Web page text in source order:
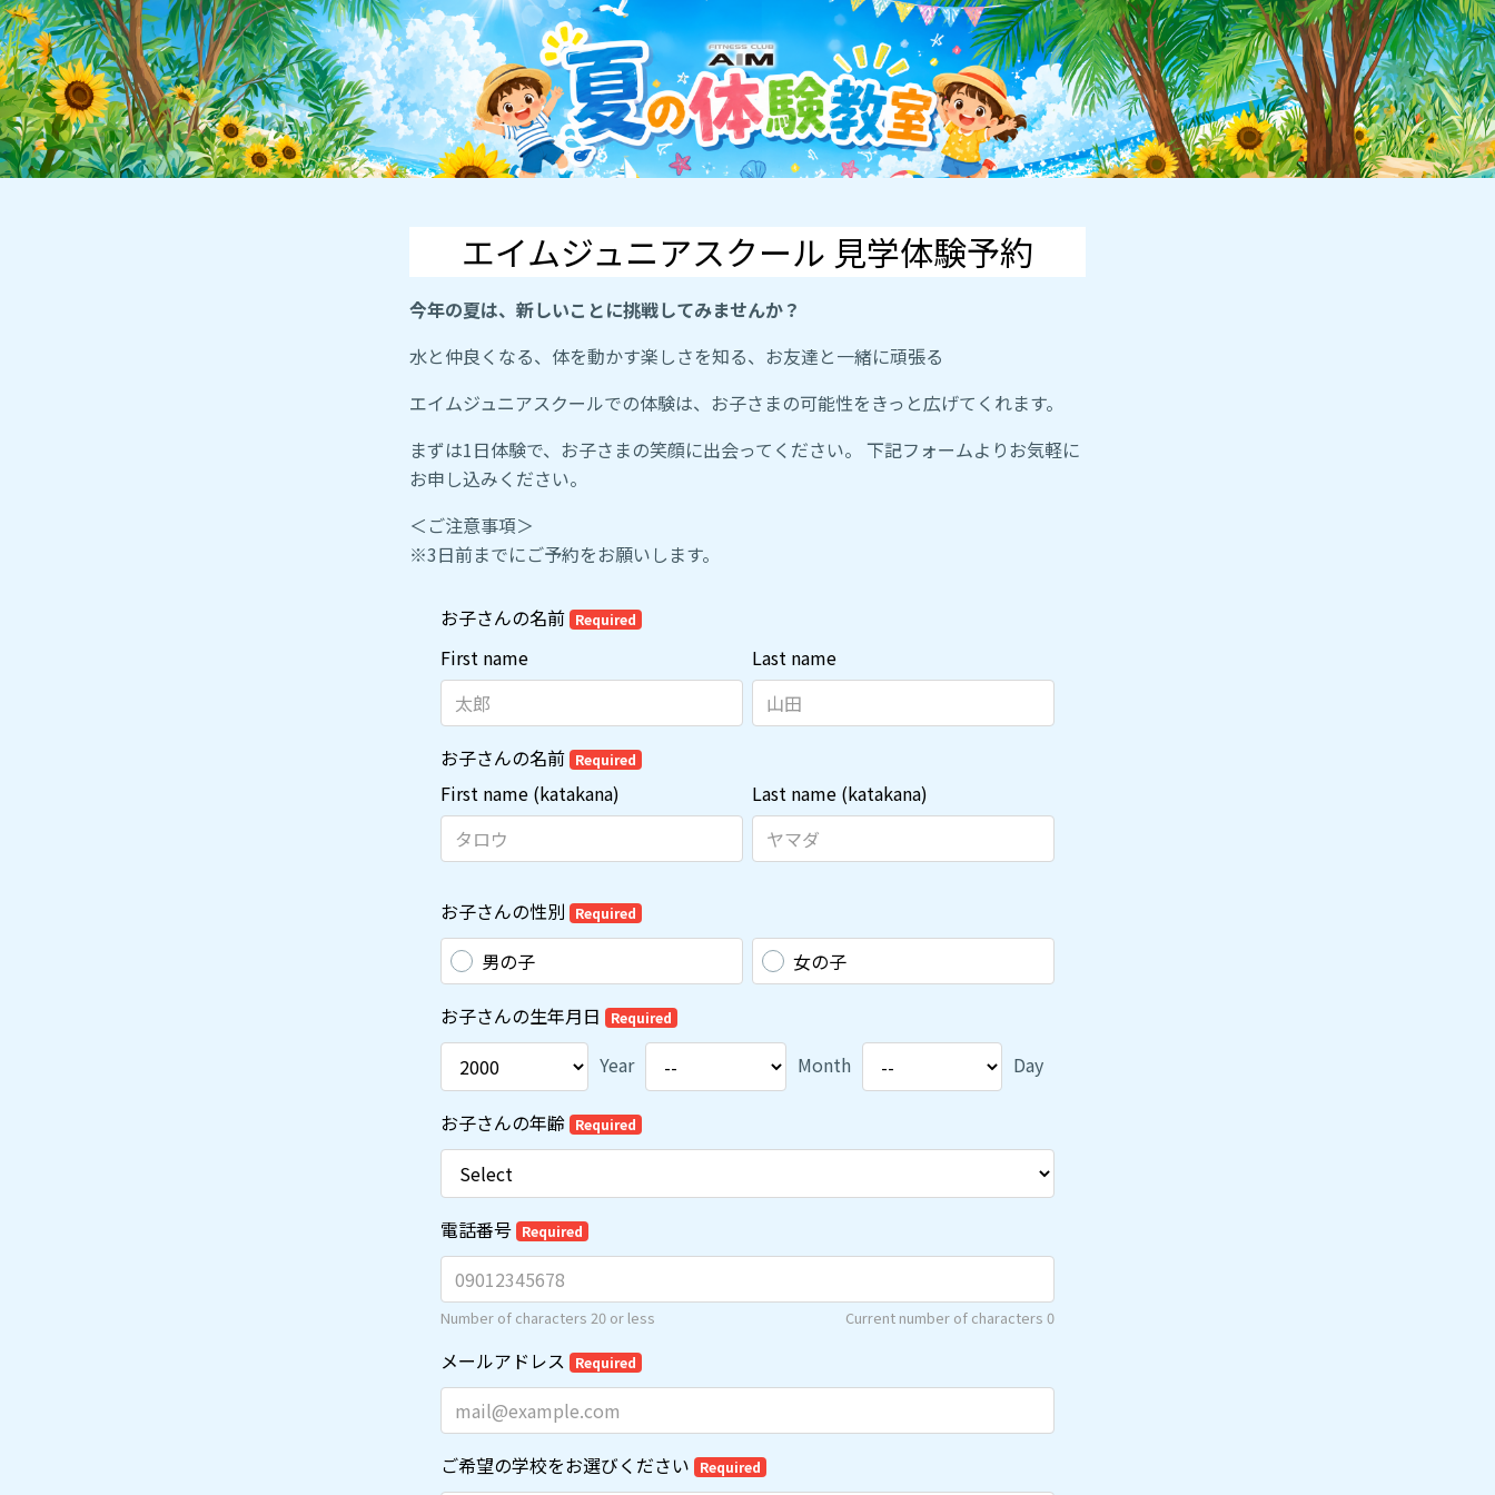
エイムジュニアスクール 見学体験予約
今年の夏は、新しいことに挑戦してみませんか？
水と仲良くなる、体を動かす楽しさを知る、お友達と一緒に頑張る
エイムジュニアスクールでの体験は、お子さまの可能性をきっと広げてくれます。
まずは1日体験で、お子さまの笑顔に出会ってください。 下記フォームよりお気軽に
お申し込みください。
＜ご注意事項＞
※3日前までにご予約をお願いします。
お子さんの名前 Required
Last name
First name
お子さんの名前 Required
Last name (katakana)
First name (katakana)
お子さんの性別 Required
男の子 女の子
お子さんの生年月日 Required
Year Month Day
お子さんの年齢 Required
電話番号 Required
Number of characters 20 or less Current number of characters 0
メールアドレス Required
ご希望の学校をお選びください Required